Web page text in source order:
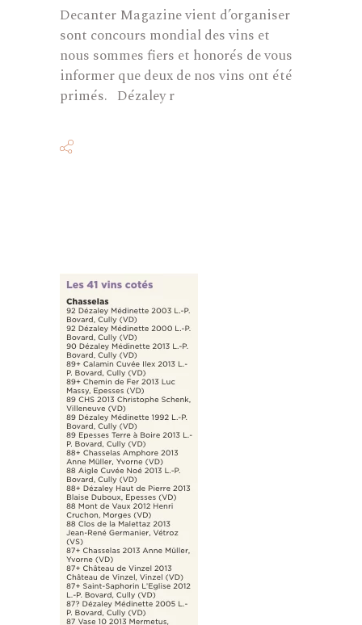
Decanter Magazine vient d’organiser
sont concours mondial des vins et
nous sommes fiers et honorés de vous
informer que deux de nos vins ont été
primés. Dézaley r